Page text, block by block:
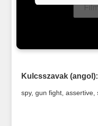
Kulcsszavak (angol):
spy, gun fight, assertive,